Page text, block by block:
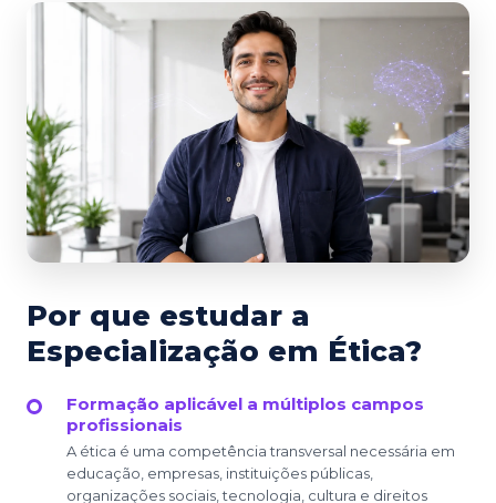
Por que estudar a
Especialização em Ética?
Formação aplicável a múltiplos campos
profissionais
A ética é uma competência transversal necessária em
educação, empresas, instituições públicas,
organizações sociais, tecnologia, cultura e direitos